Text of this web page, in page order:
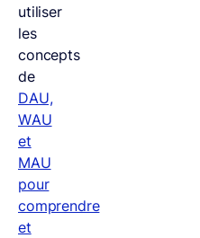
utiliser
les
concepts
de
DAU,
WAU
et
MAU
pour
comprendre
et